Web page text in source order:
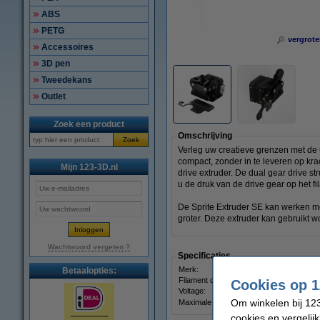
ABS
PETG
Accessoires
3D pen
Tweedekans
Outlet
Zoek een product
Zoek
Mijn 123-3D.nl
Wachtwoord vergeten ?
Betaalopties:
Omschrijving
Verleg uw creatieve grenzen met
compact, zonder in te leveren op
drive extruder. De dual gear drive
u de druk van de drive gear op het
De Sprite Extruder SE kan werken
groter. Deze extruder kan gebruikt
Specificaties
Merk:
Filament diameter:
Voltage:
Maximale stroom:
Cookies op
Om winkelen bij
cookies en